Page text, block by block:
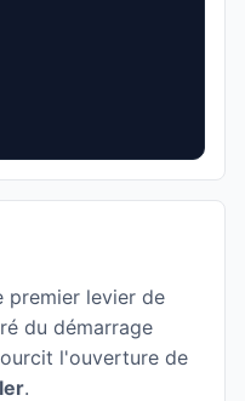
premier levier de
du démarrage
l'ouverture de
.